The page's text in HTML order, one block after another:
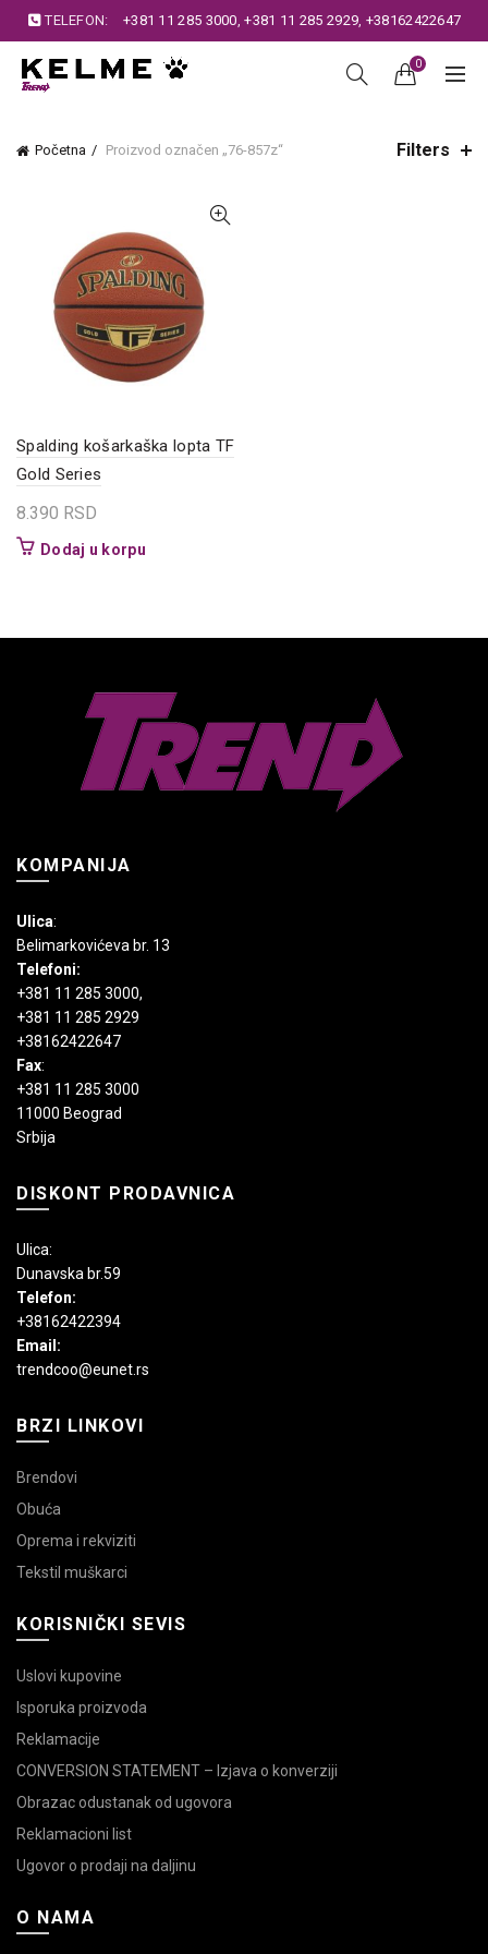
TELEFON: +381 11 285 3000,+381 11 285 2929, +38162422647
0
Početna Proizvod označen „76-857z“ Filters
Spalding košarkaška lopta TF
Gold Series
8.390 RSD
Dodaj u korpu
KOMPANIJA
Ulica:
Belimarkovićeva br. 13
Telefoni:
+381 11 285 3000,
+381 11 285 2929
+38162422647
Fax:
+381 11 285 3000
11000 Beograd
Srbija
DISKONT PRODAVNICA
Ulica:
Dunavska br.59
Telefon:
+38162422394
Email:
trendcoo@eunet.rs
BRZI LINKOVI
Brendovi
Obuća
Oprema i rekviziti
Tekstil muškarci
KORISNIČKI SEVIS
Uslovi kupovine
Isporuka proizvoda
Reklamacije
CONVERSION STATEMENT – Izjava o konverziji
Obrazac odustanak od ugovora
Reklamacioni list
Ugovor o prodaji na daljinu
O NAMA